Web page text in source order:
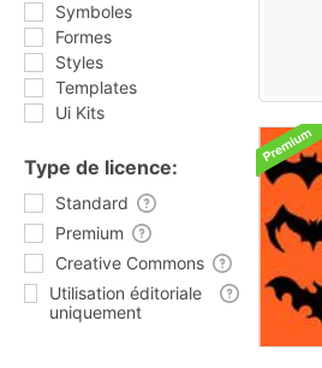
Symboles
Formes
Styles
Templates
Ui Kits
Type de licence:
Standard
Premium
Creative Commons
Utilisation éditoriale
uniquement